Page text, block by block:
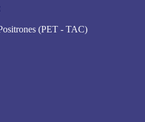
(PET - TAC)